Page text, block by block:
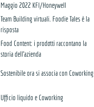
Maggio 2022 KFI/Honeywell
Team Building virtuali. Foodie Tales è la
risposta
Food Content: i prodotti raccontano la
storia dell’azienda
Sostenibile ora si associa con Coworking
Ufficio liquido e Coworking